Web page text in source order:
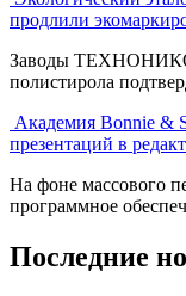
продлили
Заводы
полистирола
Академия Bonnie &
презентаций в
На фоне массового
программное
Последние